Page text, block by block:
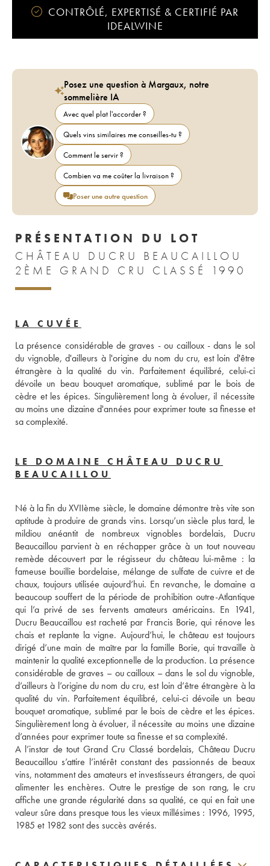
CONTRÔLÉ, EXPERTISÉ & CERTIFIÉ PAR
IDEALWINE
Posez une question à Margaux, notre
sommelière IA
Avec quel plat l'accorder ?
Quels vins similaires me conseilles-tu ?
Comment le servir ?
Combien va me coûter la livraison ?
Poser une autre question
PRÉSENTATION DU LOT
CHÂTEAU DUCRU BEAUCAILLOU
2ÈME GRAND CRU CLASSÉ 1990
LA CUVÉE
La présence considérable de graves - ou cailloux - dans le sol
du vignoble, d'ailleurs à l'origine du nom du cru, est loin d'être
étrangère à la qualité du vin. Parfaitement équilibré, celui-ci
dévoile un beau bouquet aromatique, sublimé par le bois de
cèdre et les épices. Singulièrement long à évoluer, il nécessite
au moins une dizaine d'années pour exprimer toute sa finesse et
sa complexité.
LE DOMAINE CHÂTEAU DUCRU
BEAUCAILLOU
Né à la fin du XVIIème siècle, le domaine démontre très vite son
aptitude à produire de grands vins. Lorsqu’un siècle plus tard, le
mildiou anéantit de nombreux vignobles bordelais, Ducru
Beaucaillou parvient à en réchapper grâce à un tout nouveau
remède découvert par le régisseur du château lui-même : la
fameuse bouillie bordelaise, mélange de sulfate de cuivre et de
chaux, toujours utilisée aujourd’hui. En revanche, le domaine a
beaucoup souffert de la période de prohibition outre-Atlantique
qui l’a privé de ses fervents amateurs américains. En 1941,
Ducru Beaucaillou est racheté par Francis Borie, qui rénove les
chais et replante la vigne. Aujourd’hui, le château est toujours
dirigé d’une main de maître par la famille Borie, qui travaille à
maintenir la qualité exceptionnelle de la production. La présence
considérable de graves – ou cailloux – dans le sol du vignoble,
d’ailleurs à l’origine du nom du cru, est loin d’être étrangère à la
qualité du vin. Parfaitement équilibré, celui-ci dévoile un beau
bouquet aromatique, sublimé par le bois de cèdre et les épices.
Singulièrement long à évoluer, il nécessite au moins une dizaine
d’années pour exprimer toute sa finesse et sa complexité.
A l’instar de tout Grand Cru Classé bordelais, Château Ducru
Beaucaillou s’attire l’intérêt constant des passionnés de beaux
vins, notamment des amateurs et investisseurs étrangers, de quoi
alimenter les enchères. Outre le prestige de son rang, le cru
affiche une grande régularité dans sa qualité, ce qui en fait une
valeur sûre dans presque tous les vieux millésimes : 1996, 1995,
1985 et 1982 sont des succès avérés.